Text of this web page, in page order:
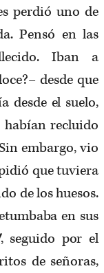
perdió uno de
Pensó en las
Iban a
desde que
desde el suelo,
recluido
embargo, vio
que tuviera
de los huesos.
en sus
, seguido por el
de señoras,